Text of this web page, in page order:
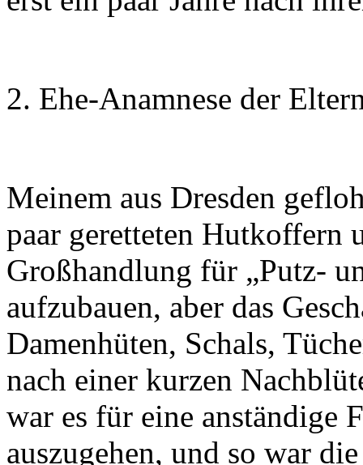
2. Ehe-Anamnese der
Meinem aus Dresden
paar geretteten Hutkoffern
Großhandlung für „Putz-
aufzubauen, aber das
Damenhüten, Schals,
nach einer kurzen
war es für eine anständige
auszugehen, und so war